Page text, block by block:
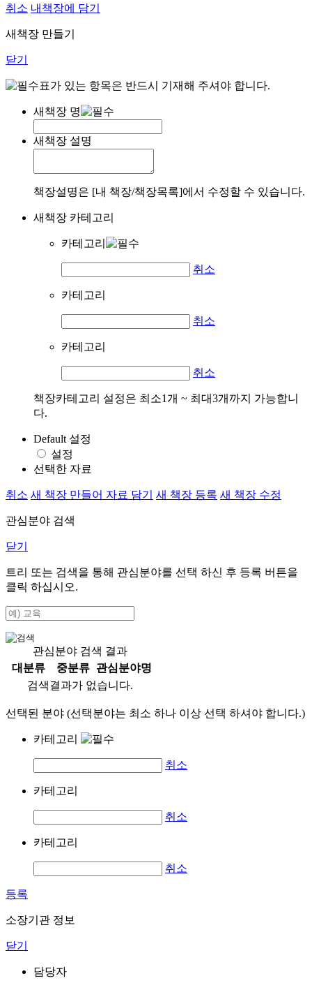
취소 내책장에 담기
새책장 만들기
닫기
표가 있는 항목은 반드시 기재해 주셔야 합니다.
새책장 명
새책장 설명
책장설명은 [내 책장/책장목록]에서 수정할 수 있습니다.
새책장 카테고리
카테고리
취소
카테고리
취소
카테고리
취소
책장카테고리 설정은 최소1개 ~ 최대3개까지 가능합니
다.
Default 설정
설정
선택한 자료
취소 새 책장 만들어 자료 담기 새 책장 등록 새 책장 수정
관심분야 검색
닫기
트리 또는 검색을 통해 관심분야를 선택 하신 후 등록 버튼을
클릭 하십시오.
관심분야 검색 결과
대분류
중분류
관심분야명
검색결과가 없습니다.
선택된 분야 (선택분야는 최소 하나 이상 선택 하셔야 합니다.)
카테고리
취소
카테고리
취소
카테고리
취소
등록
소장기관 정보
닫기
담당자